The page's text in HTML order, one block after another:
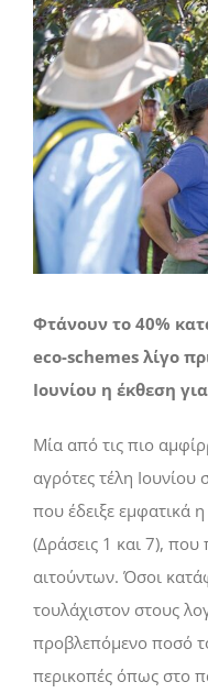
Προβολή
μεγαλύτερης
εικόνας
Φτάνουν το 40%
eco-schemes λίγο
Ιουνίου η έκθεση
Μία από τις πιο
αγρότες τέλη Ιουνίου
που έδειξε εµφατικά
(∆ράσεις 1 και 7),
αιτούντων. Όσοι
τουλάχιστον στους
προβλεπόµενο ποσό
περικοπές όπως στο